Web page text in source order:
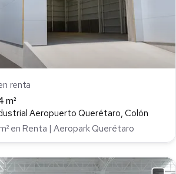
renta
m²
Aeropuerto Querétaro, Colón
en Renta | Aeropark Querétaro